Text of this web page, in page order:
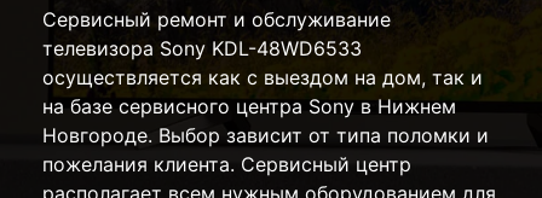
Сервисный ремонт и обслуживание
телевизора Sony KDL-48WD6533
осуществляется как с выездом на дом, так и
на базе сервисного центра Sony в Нижнем
Новгороде. Выбор зависит от типа поломки и
пожелания клиента. Сервисный центр
располагает всем нужным оборудованием для